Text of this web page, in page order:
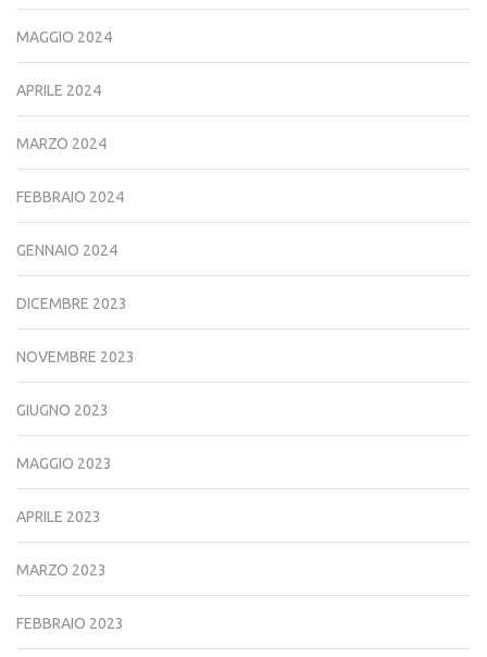
MAGGIO 2024
APRILE 2024
MARZO 2024
FEBBRAIO 2024
GENNAIO 2024
DICEMBRE 2023
NOVEMBRE 2023
GIUGNO 2023
MAGGIO 2023
APRILE 2023
MARZO 2023
FEBBRAIO 2023